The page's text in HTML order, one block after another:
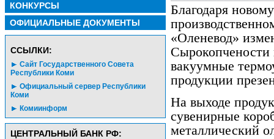
КОНКУРСЫ
ОФИЦИАЛЬНЫЕ ДОКУМЕНТЫ
CСЫЛКИ:
Сайт Государственного Совета
Республики Коми
Официальный сервер Республики
Коми
Комиинформ
ЦЕНТРАЛЬНЫЙ БАНК РФ:
Благодаря
«Оленевод»
Сырокопчености
вакуумные
продукции
На выходе
сувенирные
металлический